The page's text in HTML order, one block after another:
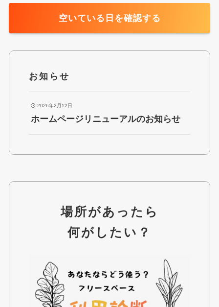
空いている日を確認する
お知らせ
2026年2月12日
ホームページリニューアルのお知らせ
場所があったら
何がしたい？